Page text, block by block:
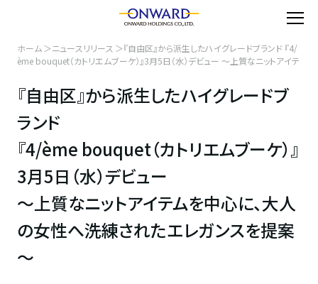
ホーム ニュースリリース
『自由区』から派生したハイグレードブランド 『4/
ème bouquet（カトリエムブーケ）』3月5日（水）デビュー ～上質なニットアイテ
『自由区』から派生したハイグレードブ
ランド
『4/ème bouquet（カトリエムブーケ）』
3月5日（水）デビュー
～上質なニットアイテムを中心に、大人
の女性へ洗練されたエレガンスを提案
～